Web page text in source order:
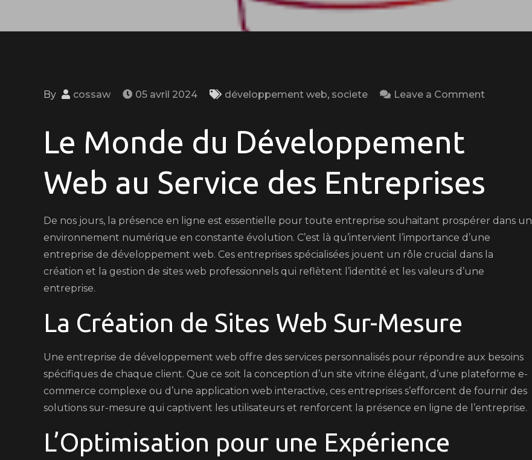
By cossaw 05 avril 2024 développement web, societe Leave a Comment
Le Monde du Développement
Web au Service des Entreprises
De nos jours, la présence en ligne est essentielle pour toute entreprise souhaitant prospérer dans un
environnement numérique en constante évolution. C’est là qu’intervient l’importance d’une
entreprise de développement web. Ces entreprises spécialisées jouent un rôle crucial dans la
création et la gestion de sites web professionnels qui reflètent l’identité et les valeurs d’une
entreprise.
La Création de Sites Web Sur-Mesure
Une entreprise de développement web offre des services personnalisés pour répondre aux besoins
spécifiques de chaque client. Que ce soit la conception d’un site vitrine élégant, d’une plateforme e-
commerce complexe ou d’une application web interactive, ces entreprises s’efforcent de fournir des
solutions sur-mesure qui captivent les utilisateurs et renforcent la présence en ligne de l’entreprise.
L’Optimisation pour une Expérience